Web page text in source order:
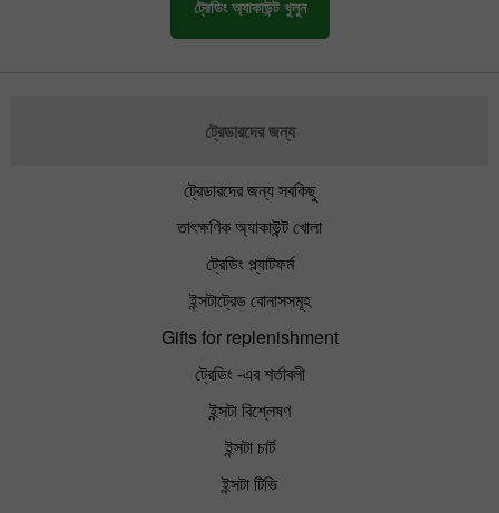
ট্রেডিং অ্যাকাউন্ট খুলুন
ট্রেডারদের জন্য
ট্রেডারদের জন্য সবকিছু
তাৎক্ষণিক অ্যাকাউন্ট খোলা
ট্রেডিং প্ল্যাটফর্ম
ইন্সটাট্রেড বোনাসসমূহ
Gifts for replenishment
ট্রেডিং -এর শর্তাবলী
ইন্সটা বিশ্লেষণ
ইন্সটা চার্ট
ইন্সটা টিভি